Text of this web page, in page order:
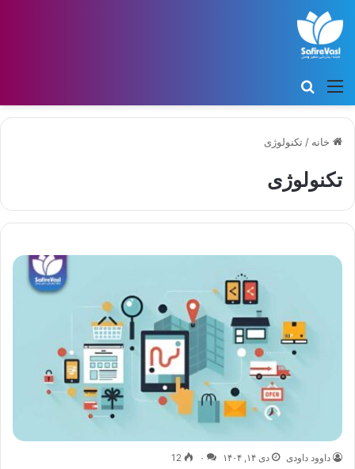
منو
خانه / تکنولوژی
تکنولوژی
داوود داودی دی ۱۴, ۱۴۰۴ ۰ 12